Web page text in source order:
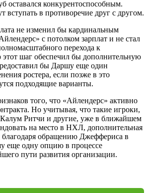
оставался конкурентоспособным.
вступать в противоречие друг с другом.
не изменил бы кардинальным
с потолком зарплат и не стал
перехода к
этот шаг обеспечил бы дополнительную
бы Даршу еще один
ростера, если позже в это
подходящие варианты.
того, что «Айлендерс» активно
Но учитывая, что такие игроки,
Ритчи и другие, уже в ближайшем
на место в НХЛ, дополнительная
благодаря обращению Джеффериса в
еще одну опцию в процессе
пути развития организации.